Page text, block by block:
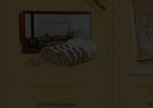
1010 Bewertungen